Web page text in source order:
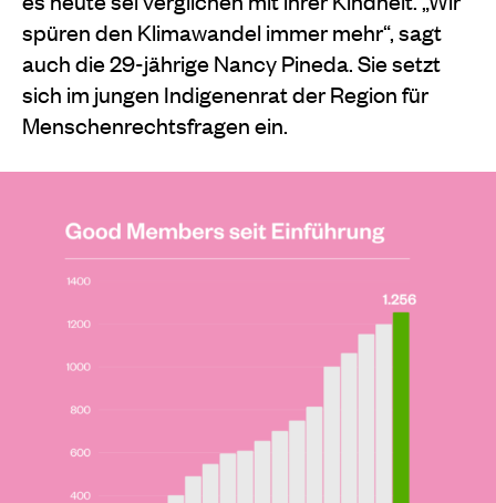
spüren den Klimawandel immer mehr“, sagt
auch die 29-jährige Nancy Pineda. Sie setzt
sich im jungen Indigenenrat der Region für
Menschenrechtsfragen ein.